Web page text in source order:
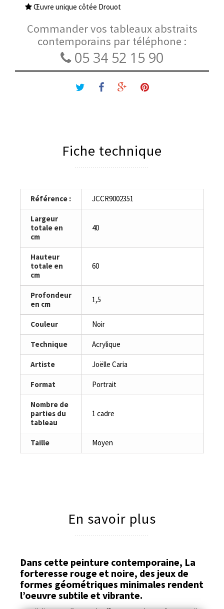
Œuvre unique côtée Drouot
Commander vos tableaux abstraits
contemporains par téléphone :
05 34 52 15 90
Fiche technique
Référence : JCCR9002351
Largeur
totale en
cm
40
Hauteur
totale en
cm
60
Profondeur
en cm
1,5
Couleur Noir
Technique Acrylique
Artiste Joëlle Caria
Format Portrait
Nombre de
parties du
tableau
1 cadre
Taille Moyen
En savoir plus
Dans cette peinture contemporaine, La
forteresse rouge et noire, des jeux de
formes géométriques minimales rendent
l’oeuvre subtile et vibrante.